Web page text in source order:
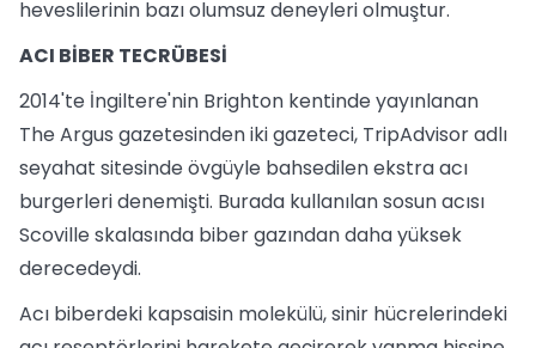
heveslilerinin bazı olumsuz deneyleri olmuştur.
ACI BİBER TECRÜBESİ
2014'te İngiltere'nin Brighton kentinde yayınlanan
The Argus gazetesinden iki gazeteci, TripAdvisor adlı
seyahat sitesinde övgüyle bahsedilen ekstra acı
burgerleri denemişti. Burada kullanılan sosun acısı
Scoville skalasında biber gazından daha yüksek
derecedeydi.
Acı biberdeki kapsaisin molekülü, sinir hücrelerindeki